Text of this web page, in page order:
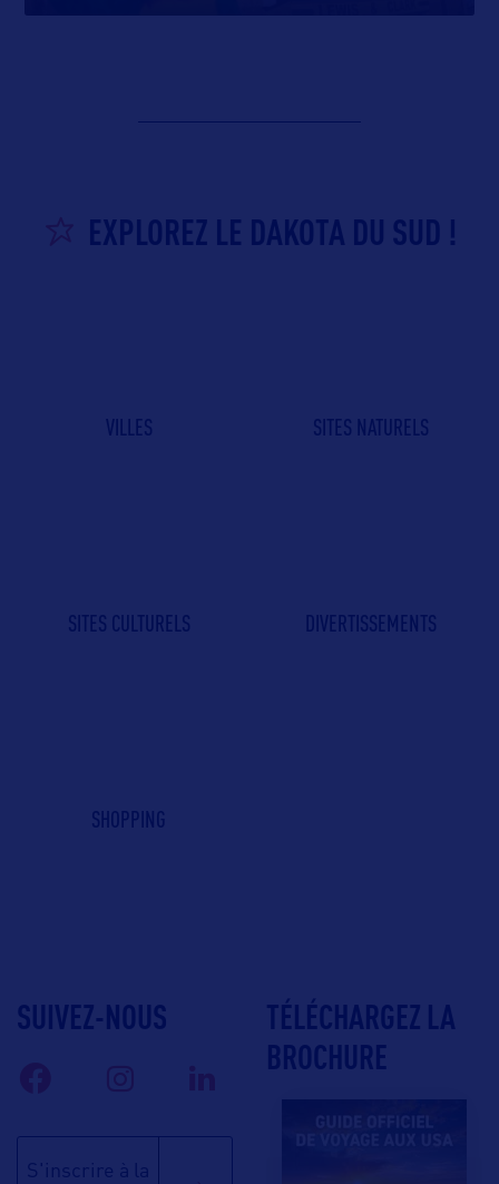
EXPLOREZ LE DAKOTA DU SUD !
VILLES SITES NATURELS
SITES CULTURELS DIVERTISSEMENTS
SHOPPING
SUIVEZ-NOUS
S'inscrire à la
TÉLÉCHARGEZ LA
BROCHURE